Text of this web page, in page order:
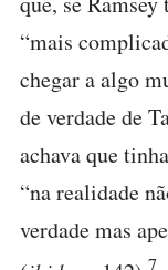
“mais
chegar a algo
de verdade de
achava que
“na realidade
verdade mas
7